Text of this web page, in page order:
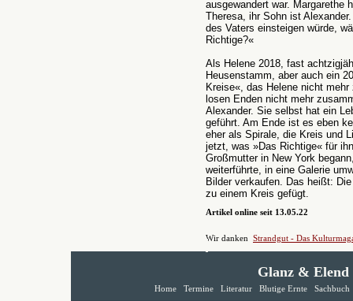
ausgewandert war. Margarethe
Theresa, ihr Sohn ist
des Vaters einsteigen würde,
Richtige?«
Als Helene 2018, fast
Heusenstamm, aber auch ein
Kreise«, das Helene nicht
losen Enden nicht mehr
Alexander. Sie selbst hat ein
geführt. Am Ende ist es eben
eher als Spirale, die Kreis und
jetzt, was »Das Richtige« für
Großmutter in New York
weiterführte, in eine Galerie
Bilder verkaufen. Das heißt:
zu einem Kreis gefügt.
Artikel online seit 13.05.22
Wir danken Strandgut - Das
Glanz & Elend
Home Termine Literatur Blutige Ernte Sachbuch